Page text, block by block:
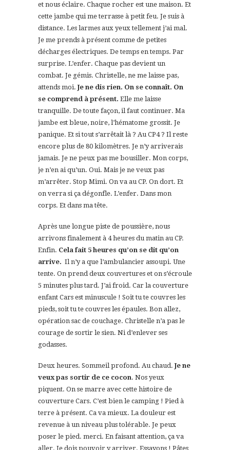
et nous éclaire. Chaque rocher est une maison. Et
cette jambe qui me terrasse à petit feu. Je suis à
distance. Les larmes aux yeux tellement j’ai mal.
Je me prends à présent comme de petites
décharges électriques. De temps en temps. Par
surprise. L’enfer. Chaque pas devient un
combat. Je gémis. Christelle, ne me laisse pas,
attends moi.Je ne dis rien. On se connaît. On
se comprend à présent. Elle me laisse
tranquille. De toute façon, il faut continuer. Ma
jambe est bleue, noire, l’hématome grossit. Je
panique. Et si tout s’arrêtait là ? Au CP4 ? Il reste
encore plus de 80 kilomètres. Je n’y arriverais
jamais. Je ne peux pas me bousiller. Mon corps,
je n’en ai qu’un. Oui. Mais je ne veux pas
m’arrêter. Stop Mimi. On va au CP. On dort. Et
on verra si ça dégonfle. L’enfer. Dans mon
corps. Et dans ma tête.
Après une longue piste de poussière, nous
arrivons finalement à 4 heures du matin au CP.
Enfin. Cela fait 5 heures qu’on se dit qu’on
arrive. Il n’y a que l’ambulancier assoupi. Une
tente. On prend deux couvertures et on s’écroule
5 minutes plus tard. J’ai froid. Car la couverture
enfant Cars est minuscule ! Soit tu te couvres les
pieds, soit tu te couvres les épaules. Bon allez,
opération sac de couchage. Christelle n’a pas le
courage de sortir le sien. Ni d’enlever ses
godasses.
Deux heures. Sommeil profond. Au chaud.Je ne
veux pas sortir de ce cocon. Nos yeux
piquent. On se marre avec cette histoire de
couverture Cars. C’est bien le camping ! Pied à
terre à présent. Ca va mieux. La douleur est
revenue à un niveau plus tolérable. Je peux
poser le pied. merci. En faisant attention, ça va
aller. Je dois pouvoir y arriver. Essayons ! Pâtes